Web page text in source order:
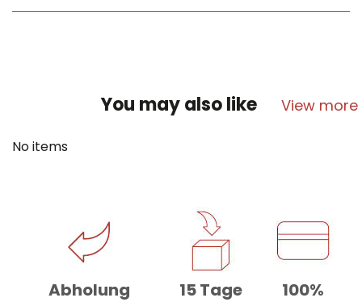
You may also like View more
No items
Abholung 15 Tage 100%